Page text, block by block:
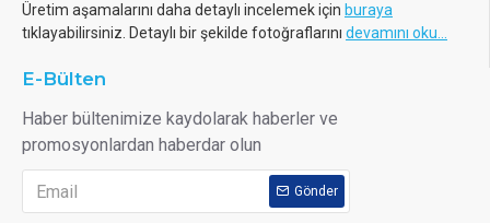
Üretim aşamalarını daha detaylı incelemek için buraya
tıklayabilirsiniz. Detaylı bir şekilde fotoğraflarını devamını oku...
E-Bülten
Haber bültenimize kaydolarak haberler ve
promosyonlardan haberdar olun
Gönder